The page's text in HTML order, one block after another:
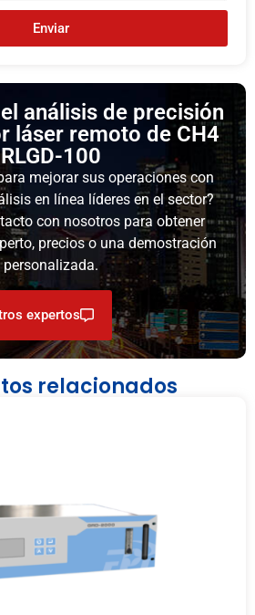
Enviar
análisis de precisión
láser remoto de CH4
RLGD-100
mejorar sus operaciones con
en línea líderes en el sector?
con nosotros para obtener
precios o una demostración
personalizada.
expertos
relacionados